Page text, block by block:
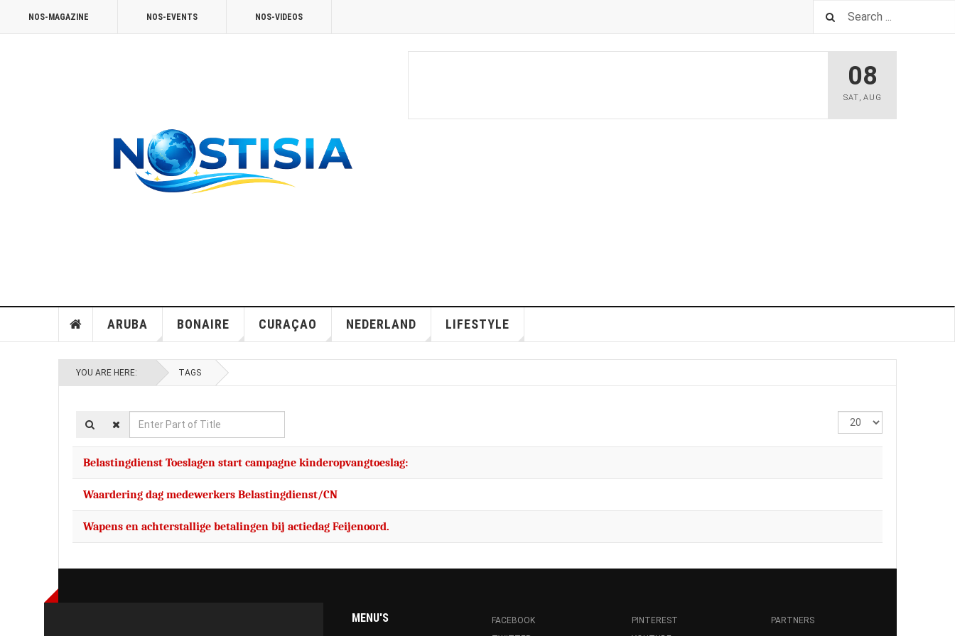
NOS-MAGAZINE NOS-EVENTS NOS-VIDEOS
08
SAT, AUG
ARUBA BONAIRE CURAÇAO NEDERLAND LIFESTYLE
YOU ARE HERE: TAGS
Enter
Part
Title
Display
#
Belastingdienst Toeslagen start campagne kinderopvangtoeslag:
Waardering dag medewerkers Belastingdienst/CN
Wapens en achterstallige betalingen bij actiedag Feijenoord.
MENU'S
FACEBOOK
PINTEREST
PARTNERS